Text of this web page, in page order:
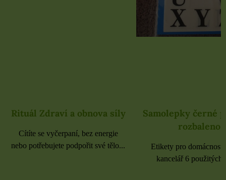
Rituál Zdraví a obnova síly
Cítíte se vyčerpaní, bez energie
nebo potřebujete podpořit své tělo...
Samolepky černé
rozbaleno
Etikety pro
kancelář 6 použitých